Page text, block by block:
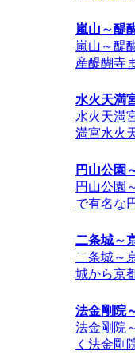
嵐山～醍
嵐山～醍
産醍醐寺
水火天満
水火天満
満宮水火
円山公園
円山公園
で有名な
二条城～
二条城～
城から京
法金剛院
法金剛院
く法金剛